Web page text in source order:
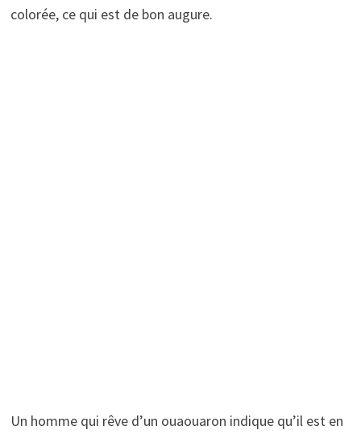
colorée, ce qui est de bon augure.
Un homme qui rêve d’un ouaouaron indique qu’il est en